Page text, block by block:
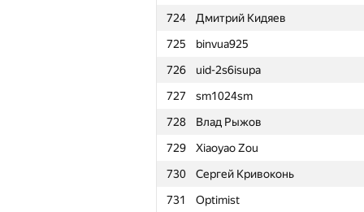
724
Дмитрий Кидяев
725
binvua925
726
uid-2s6isupa
727
sm1024sm
728
Влад Рыжов
729
Xiaoyao Zou
730
Сергей Кривоконь
731
Optimist
701 weiqiao.han
702
Plekhau
703
Kimbob2562
704
cezarnik2
705
kalpturer
706
Nj Rafi
707
Сергей Арефьев
708
makarselivanov